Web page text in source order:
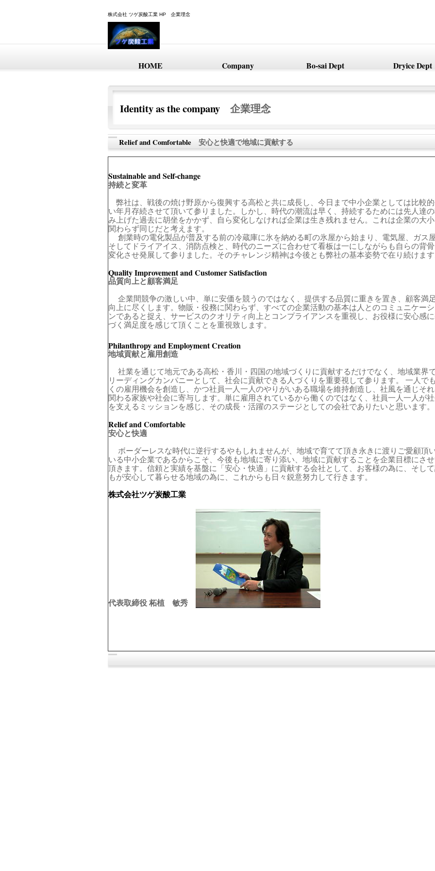
株式会社 ツゲ炭酸工業 HP 企業理念
HOME Company Bo-sai Dept Dryice Dept
Identity as the company 企業理念
Relief andComfortable 安心と快適で地域に貢献する
Sustainable and Self-change
持続と変革
弊社は、戦後の焼け野原から復興する高松と共に成長し、今日まで中小企業としては比較
い年月存続させて頂いて参りました。しかし、時代の潮流は早く、持続するためには先人達
み上げた過去に胡坐をかかず、自ら変化しなければ企業は生き残れません。これは企業の大小
関わらず同じだと考えます。
創業時の電化製品が普及する前の冷蔵庫に氷を納める町の氷屋から始まり、電気屋、ガス屋
そしてドライアイス、消防点検と、時代のニーズに合わせて看板は一にしながらも自らの背骨
変化させ発展して参りました。そのチャレンジ精神は今後とも弊社の基本姿勢で在り続けます
Quality Improvement and Customer Satisfaction
品質向上と顧客満足
企業間競争の激しい中、単に安価を競うのではなく、提供する品質に重きを置き、顧客満
向上に尽くします。物販・役務に関わらず、すべての企業活動の基本は人とのコミュニケーシ
ンであると捉え、サービスのクオリティ向上とコンプライアンスを重視し、お役様に安心感
づく満足度を感じて頂くことを重視致します。
Philanthropy and Employment Creation
地域貢献と雇用創造
社業を通じて地元である高松・香川・四国の地域づくりに貢献するだけでなく、地域業界
リーディングカンパニーとして、社会に貢献できる人づくりを重要視して参ります。 一人で
くの雇用機会を創造し、かつ社員一人一人のやりがいある職場を維持創造し、社風を通じそれ
関わる家族や社会に寄与します。単に雇用されているから働くのではなく、社員一人一人が
を支えるミッションを感じ、その成長・活躍のステージとしての会社でありたいと思います。
Relief and Comfortable
安心と快適
ボーダーレスな時代に逆行するやもしれませんが、地域で育てて頂き永きに渡りご愛顧頂
いる中小企業であるからこそ、今後も地域に寄り添い、地域に貢献することを企業目標にさせ
頂きます。信頼と実績を基盤に「安心・快適」に貢献する会社として、お客様の為に、そし
もが安心して暮らせる地域の為に、これからも日々鋭意努力して行きます。
株式会社ツゲ炭酸工業
代表取締役 柘植 敏秀